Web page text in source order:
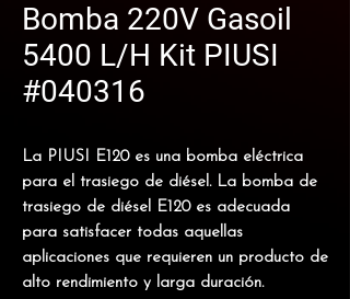
Bomba 220V Gasoil
5400 L/H Kit PIUSI
#040316
La PIUSI E120 es una bomba eléctrica
para el trasiego de diésel.La bomba de
trasiego de diésel E120 es adecuada
para satisfacer todas aquellas
aplicaciones que requieren un producto de
alto rendimiento y larga duración.